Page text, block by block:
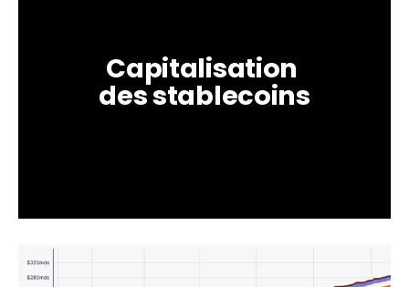
Capitalisation
des stablecoins